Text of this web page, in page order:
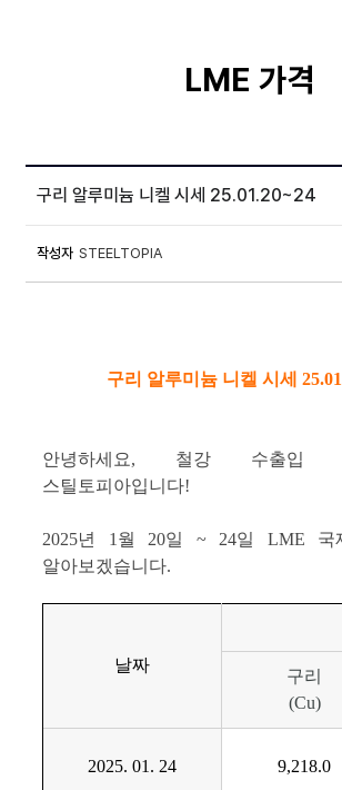
LME 가격
구리 알루미늄 니켈 시세 25.01.20~24
작성자 STEELTOPIA
구리 알루미늄 니켈 시세
안녕하세요, 철강 수출입
스틸토피아입니다!
2025년 1월 20일 ~ 24일 LME 국
알아보겠습니다.
날짜
구리
(Cu)
2025. 01. 24 9,218.0